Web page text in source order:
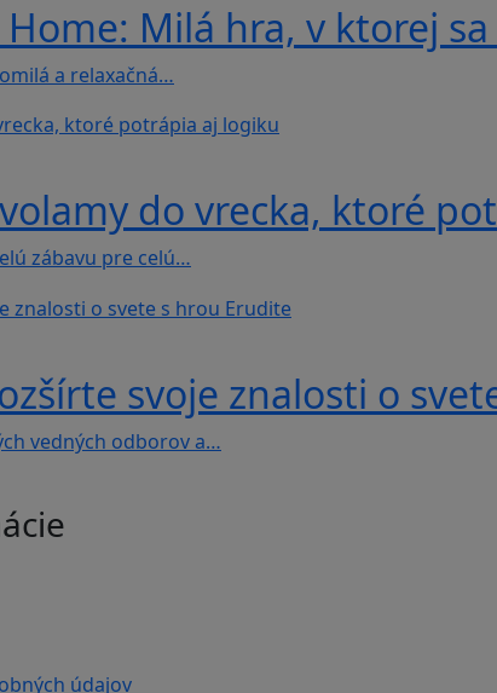
Milá hra, v ktorej
a relaxačná…
do vrecka, ktoré
zábavu pre celú…
svoje znalosti o
vedných odborov a…
údajov